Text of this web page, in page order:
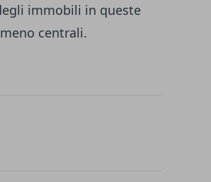
immobili in queste
centrali.